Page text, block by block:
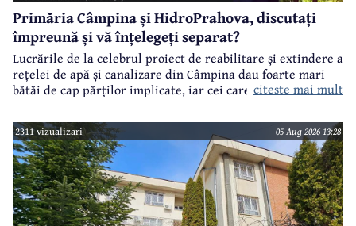
Primăria Câmpina și HidroPrahova, discutați
împreună și vă înțelegeți separat?
Lucrările de la celebrul proiect de reabilitare și extindere a
rețelei de apă și canalizare din Câmpina dau foarte mari
bătăi de cap părților implicate, iar cei care suferă sunt
Orizontului.
citeste mai mult
2311 vizualizari 05 Aug 2026 13:28